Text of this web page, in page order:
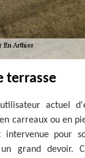
terrasse
actuel
carreaux ou en
intervenue pour
grand devoir.